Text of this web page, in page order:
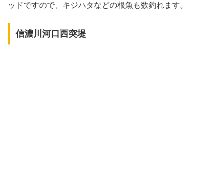
ッドですので、キジハタなどの根魚も数釣れます。
信濃川河口西突堤